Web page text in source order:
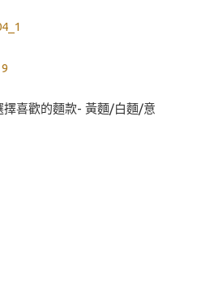
擇喜歡的麵款- 黃麵/白麵/意